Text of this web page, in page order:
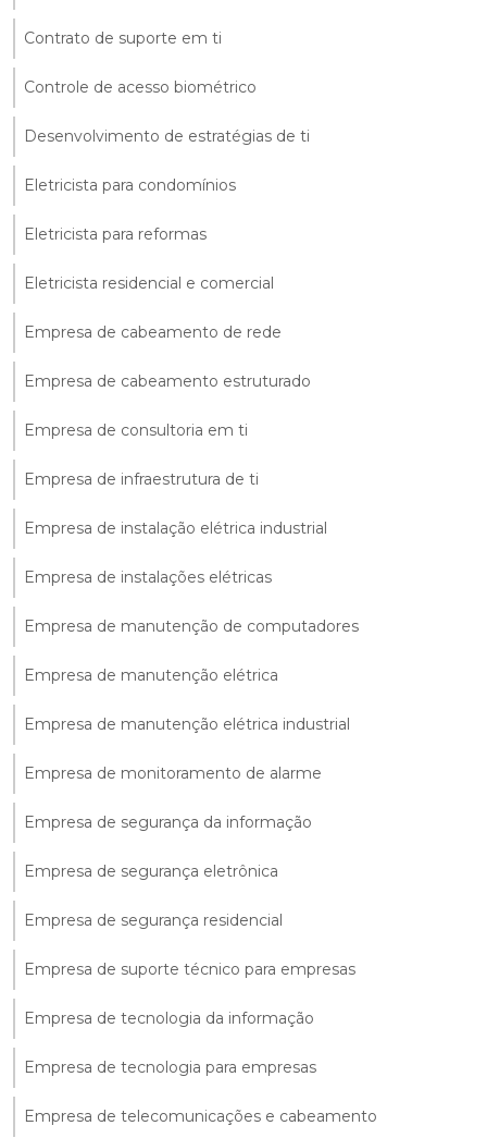
Contrato de suporte em ti
Controle de acesso biométrico
Desenvolvimento de estratégias de ti
Eletricista para condomínios
Eletricista para reformas
Eletricista residencial e comercial
Empresa de cabeamento de rede
Empresa de cabeamento estruturado
Empresa de consultoria em ti
Empresa de infraestrutura de ti
Empresa de instalação elétrica industrial
Empresa de instalações elétricas
Empresa de manutenção de computadores
Empresa de manutenção elétrica
Empresa de manutenção elétrica industrial
Empresa de monitoramento de alarme
Empresa de segurança da informação
Empresa de segurança eletrônica
Empresa de segurança residencial
Empresa de suporte técnico para empresas
Empresa de tecnologia da informação
Empresa de tecnologia para empresas
Empresa de telecomunicações e cabeamento